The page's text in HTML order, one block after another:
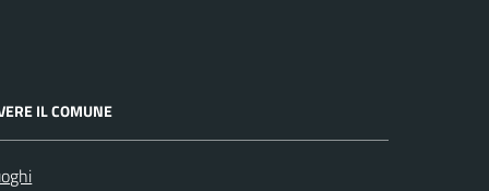
IL COMUNE